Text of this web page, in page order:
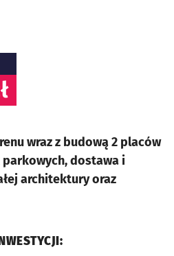
wraz z budową 2 placów
dostawa i
architektury oraz